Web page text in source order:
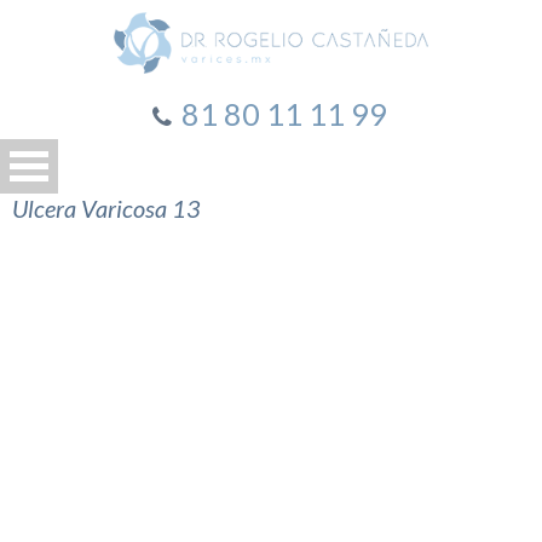
81 80 11 11 99
Ulcera Varicosa 13